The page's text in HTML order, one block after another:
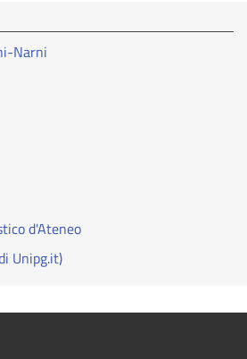
Narni
d'Ateneo
Unipg.it)